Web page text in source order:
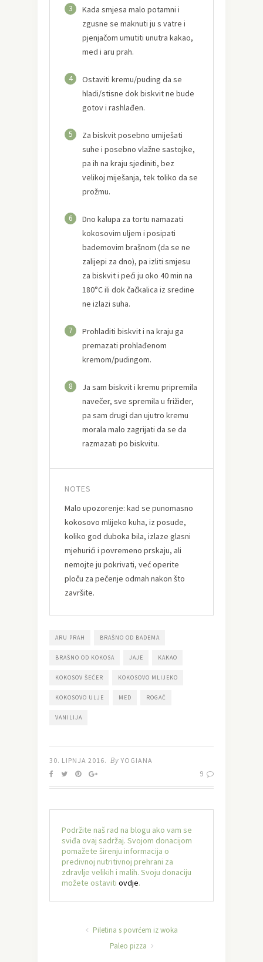
3
Kada smjesa malo potamni i
zgusne se maknuti ju s vatre i
pjenjačom umutiti unutra kakao,
med i aru prah.
4
Ostaviti kremu/puding da se
hladi/stisne dok biskvit ne bude
gotov i rashlađen.
5
Za biskvit posebno umiješati
suhe i posebno vlažne sastojke,
pa ih na kraju sjediniti, bez
velikoj miješanja, tek toliko da se
prožmu.
6
Dno kalupa za tortu namazati
kokosovim uljem i posipati
bademovim brašnom (da se ne
zalijepi za dno), pa izliti smjesu
za biskvit i peći ju oko 40 min na
180°C ili dok čačkalica iz sredine
ne izlazi suha.
7
Prohladiti biskvit i na kraju ga
premazati prohlađenom
kremom/pudingom.
8
Ja sam biskvit i kremu pripremila
navečer, sve spremila u frižider,
pa sam drugi dan ujutro kremu
morala malo zagrijati da se da
razmazati po biskvitu.
NOTES
Malo upozorenje: kad se punomasno
kokosovo mlijeko kuha, iz posude,
koliko god duboka bila, izlaze glasni
mjehurići i povremeno prskaju, ali
nemojte ju pokrivati, već operite
ploču za pečenje odmah nakon što
završite.
ARU PRAH BRAŠNO OD BADEMA
BRAŠNO OD KOKOSA JAJE KAKAO
KOKOSOV ŠEĆER KOKOSOVO MLIJEKO
KOKOSOVO ULJE MED ROGAČ
VANILIJA
30. LIPNJA 2016. By YOGIANA
9
Podržite naš rad na blogu ako vam se
sviđa ovaj sadržaj. Svojom donacijom
pomažete širenju informacija o
predivnoj nutritivnoj prehrani za
zdravlje velikih i malih. Svoju donaciju
možete ostaviti ovdje.
Piletina s povrćem iz woka
Paleo pizza